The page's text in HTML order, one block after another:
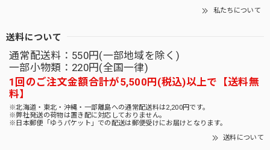
私たちについて
送料について
通常配送料：550円(一部地域を除く)
一部小物類：220円(全国一律)
1回のご注文金額合計が5,500円(税込)以上で【送料無
料】
※北海道・東北・沖縄・一部離島への通常配送料は2,200円です。
※弊社発送の荷物は置き配に対応しておりません。
※日本郵便「ゆうパケット」での配送は郵便受けにお届けとなります。
送料について